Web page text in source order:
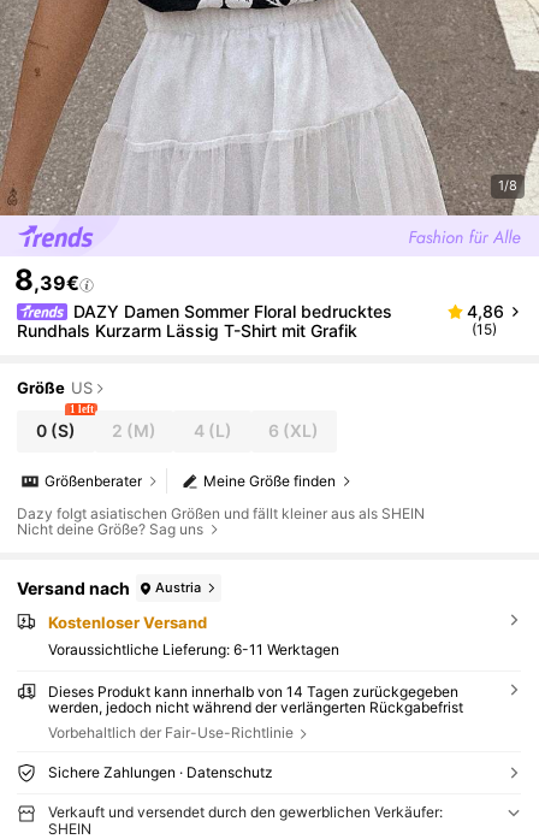
1/8
8,39€
DAZY Damen Sommer Floral bedrucktes
Rundhals Kurzarm Lässig T-Shirt mit Grafik
4,86
(15)
Größe US
0 (S)
1 left
2 (M) 4(L) 6 (XL)
Meine Größe finden
Größenberater
Dazy folgt asiatischen Größen und fällt kleiner aus als SHEIN
Nicht deine Größe? Sag uns
Versand nach Austria
Kostenloser Versand
Voraussichtliche Lieferung: 6-11 Werktagen
Dieses Produkt kann innerhalb von 14 Tagen zurückgegeben
werden, jedoch nicht während der verlängerten Rückgabefrist
Vorbehaltlich der Fair-Use-Richtlinie
Sichere Zahlungen · Datenschutz
Verkauft und versendet durch den gewerblichen Verkäufer:
SHEIN